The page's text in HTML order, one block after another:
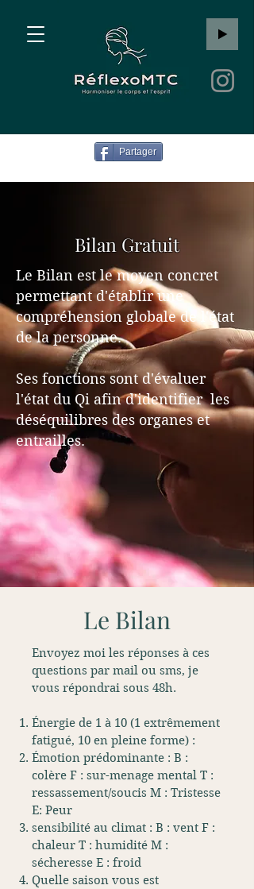
Partager
Bilan Gratuit
Le Bilan est le moyen concret
permettant d'établir une
compréhension globale de l'état
de la personne.
Ses fonctions sont d'évaluer
l'état du Qi afin d'identifier les
déséquilibres des organes et
entrailles.
Le Bilan
Envoyez moi les réponses à ces
questions par mail ou sms, je
vous répondrai sous 48h.
Énergie de 1 à 10 (1 extrêmement
fatigué, 10 en pleine forme) :
Émotion prédominante : B :
colère F : sur-menage mental T :
ressassement/soucis M : Tristesse
E: Peur
sensibilité au climat : B : vent F :
chaleur T : humidité M :
sécheresse E : froid
Quelle saison vous est